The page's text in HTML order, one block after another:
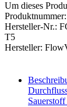
Um dieses
Produktnummer:
Hersteller-Nr.:
T5
Hersteller: